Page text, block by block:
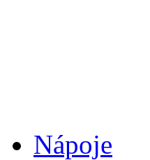
Nápoje